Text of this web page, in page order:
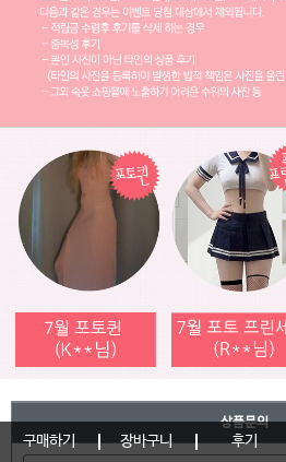
상품문의
구매하기 장바구니 후기